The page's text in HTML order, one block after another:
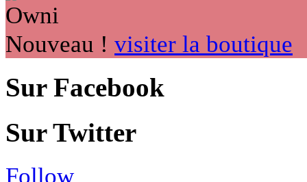
Nouveau ! visiter la boutique
Sur Facebook
Sur Twitter
Follow